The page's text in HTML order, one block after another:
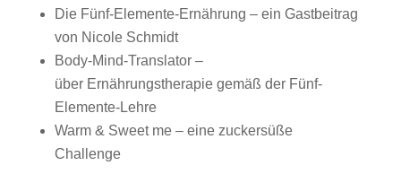
Die Fünf-Elemente-Ernährung – ein Gastbeitrag
von Nicole Schmidt
Body-Mind-Translator –
über Ernährungstherapie gemäß der Fünf-
Elemente-Lehre
Warm & Sweet me – eine zuckersüße
Challenge